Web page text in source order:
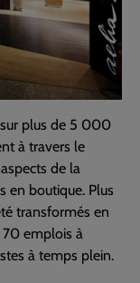
plus de 5 000
à travers le
de la
en boutique. Plus
transformés en
70 emplois à
à temps plein.